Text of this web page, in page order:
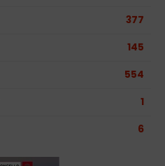
377
145
554
1
6